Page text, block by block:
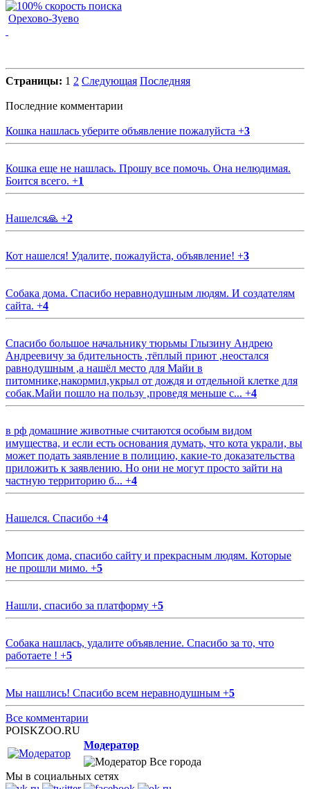
Орехово-Зуево
Страницы: 1 2 Следующая Последняя
Последние комментарии
Кошка нашлась уберите объявление пожалуйста +3
Кошка еще не нашлась. Прошу все помочь. Она нелюдимая.
Боится всего. +1
Нашелся🙏 +2
Кот нашелся! Удалите, пожалуйста, объявление! +3
Собака дома. Спасибо неравнодушным людям. И создателям
сайта. +4
Спасибо большое начальнику тюрьмы Глызину Андрею
Андреевичу за бдительность ,тёплый приют ,неостался
равнодушным ,а нашёл место для Майи в
питомнике,накормил,укрыл от дождя и отдельной клетке для
собак.Майи пошло на пользу ,проведя меньше с... +4
в рф домашние животные считаются особым видом
имущества, и если есть основания думать, что кота украли, вы
может подать заявление в полицию, какие-то доказательства
приложить к заявлению. Но они не могут просто зайти на
частную территорию б... +4
Нашелся. Спасибо +4
Мопсик дома, спасибо сайту и прекрасным людям. Которые
не прошли мимо. +5
Нашли, спасибо за платформу +5
Собака нашлась, удалите объявление. Спасибо за то, что
работаете ! +5
Мы нашлись! Спасибо всем неравнодушным +5
Все комментарии
POISKZOO.RU
Модератор
Все города
Мы в социальных сетях